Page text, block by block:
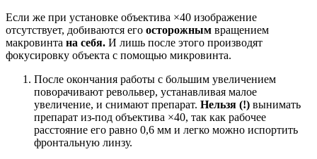
Если же при установке объектива ×40 изображение
отсутствует, добиваются его осторожным вращением
макровинта на себя. И лишь после этого производят
фокусировку объекта с помощью микровинта.
После окончания работы с большим увеличением
поворачивают револьвер, устанавливая малое
увеличение, и снимают препарат. Нельзя (!) вынимать
препарат из-под объектива ×40, так как рабочее
расстояние его равно 0,6 мм и легко можно испортить
фронтальную линзу.